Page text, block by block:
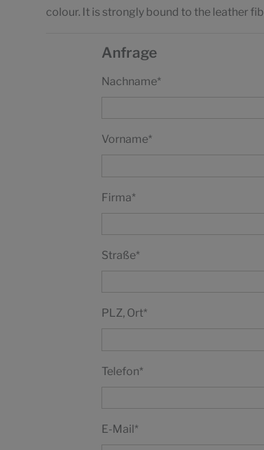
colour. It is strongly bound to the leather
Anfrage
Nachname*
Vorname*
Firma*
Straße*
PLZ, Ort*
Telefon*
E-Mail*